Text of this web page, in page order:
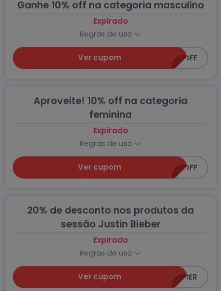
Ganhe 10% off na categoria masculino
Expirado
Regras de uso
Ver cupom SUPER-10OFF
Aproveite! 10% off na categoria
feminina
Expirado
Regras de uso
Ver cupom SUPER-10OFF
20% de desconto nos produtos da
sessão Justin Bieber
Expirado
Regras de uso
Ver cupom CEA-BELIEBER